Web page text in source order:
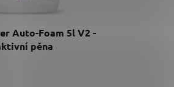
Auto-Foam 5l V2 -
pěna